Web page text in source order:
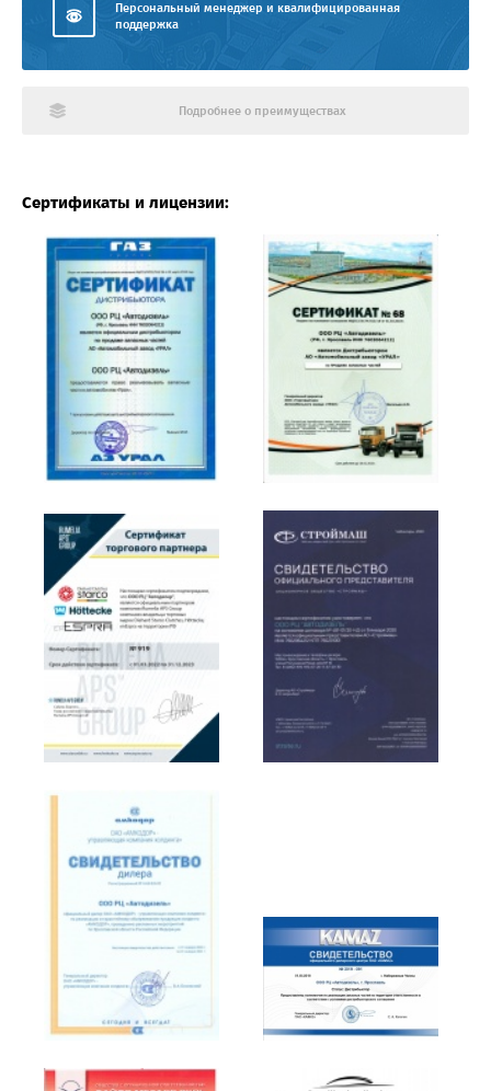
Персональный менеджер и квалифицированная
поддержка
Подробнее о преимуществах
Сертификаты и лицензии: